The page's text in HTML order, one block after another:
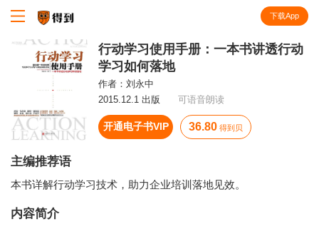
下载App
行动学习使用手册：一本书讲透行动
学习如何落地
作者： 刘永中
2015.12.1 出版
可语音朗读
开通电子书VIP 36.80 得到贝
主编推荐语
本书详解行动学习技术，助力企业培训落地见效。
内容简介